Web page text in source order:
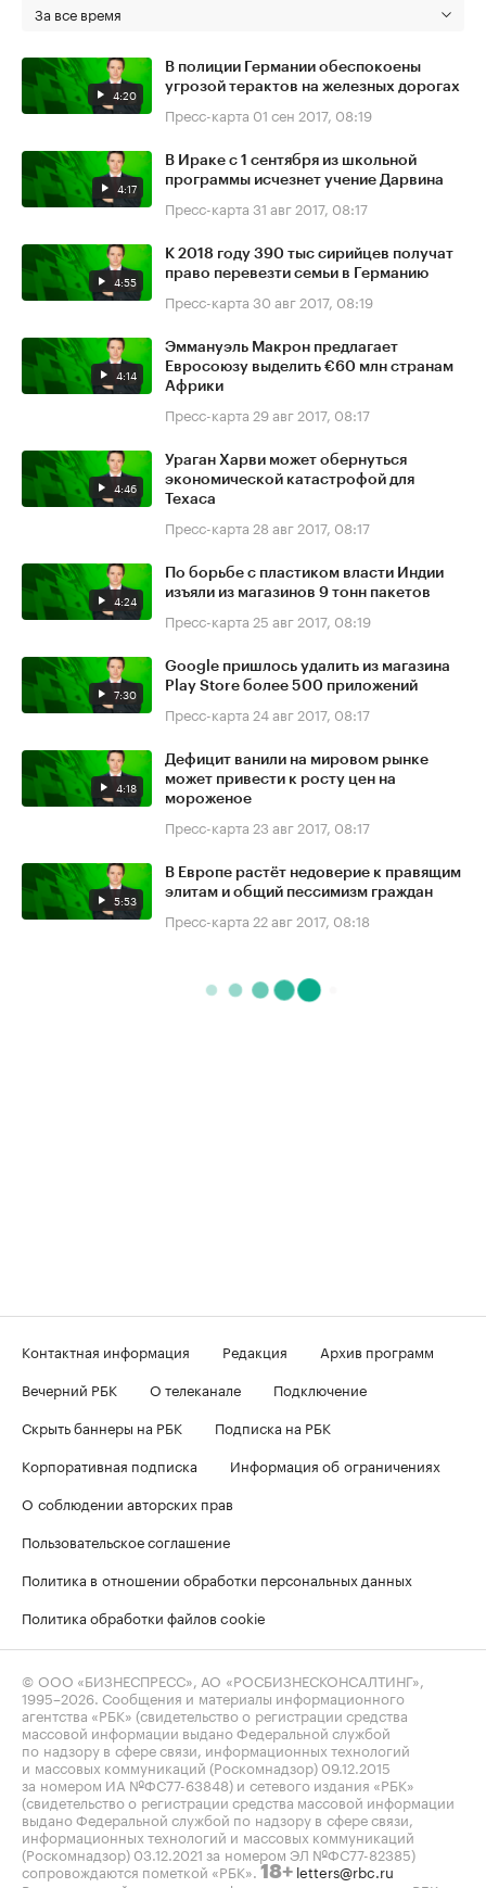
За все время
4:20
В полиции Германии обеспокоены
угрозой терактов на железных дорогах
Пресс-карта 01 сен 2017, 08:19
4:17
В Ираке с 1 сентября из школьной
программы исчезнет учение Дарвина
Пресс-карта 31 авг 2017, 08:17
4:55
К 2018 году 390 тыс сирийцев получат
право перевезти семьи в Германию
Пресс-карта 30 авг 2017, 08:19
4:14
Эммануэль Макрон предлагает
Евросоюзу выделить €60 млн странам
Африки
Пресс-карта 29 авг 2017, 08:17
4:46
Ураган Харви может обернуться
экономической катастрофой для
Техаса
Пресс-карта 28 авг 2017, 08:17
4:24
По борьбе с пластиком власти Индии
изъяли из магазинов 9 тонн пакетов
Пресс-карта 25 авг 2017, 08:19
7:30
Google пришлось удалить из магазина
Play Store более 500 приложений
Пресс-карта 24 авг 2017, 08:17
4:18
Дефицит ванили на мировом рынке
может привести к росту цен на
мороженое
Пресс-карта 23 авг 2017, 08:17
5:53
В Европе растёт недоверие к правящим
элитам и общий пессимизм граждан
Пресс-карта 22 авг 2017, 08:18
Контактная информация Редакция
Архив программ
Вечерний РБК
О телеканале
Подключение
Скрыть баннеры на РБК
Подписка на РБК
Корпоративная подписка
Информация об ограничениях
О соблюдении авторских прав
Пользовательское соглашение
Политика в отношении обработки персональных данных
Политика обработки файлов cookie
© ООО «БИЗНЕСПРЕСС», АО «РОСБИЗНЕСКОНСАЛТИНГ»,
1995–2026 . Сообщения и материалы информационного
агентства «РБК» (свидетельство о регистрации средства
массовой информации выдано Федеральной службой
по надзору в сфере связи, информационных технологий
и массовых коммуникаций (Роскомнадзор) 09.12.2015
за номером ИА №ФС77-63848) и сетевого издания «РБК»
(свидетельство о регистрации средства массовой информации
выдано Федеральной службой по надзору в сфере связи,
информационных технологий и массовых коммуникаций
(Роскомнадзор) 03.12.2021 за номером ЭЛ №ФС77-82385)
сопровождаются пометкой «РБК». 18+ letters@rbc.ru